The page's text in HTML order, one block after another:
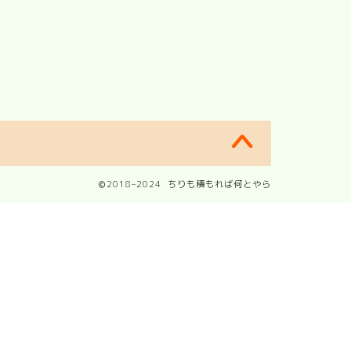
2018–2024 ちりも積もれば何とやら